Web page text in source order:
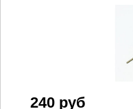
240 руб